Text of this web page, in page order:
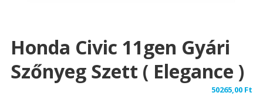
Honda Civic 11gen Gyári
Szőnyeg Szett ( Elegance )
50265,00 Ft